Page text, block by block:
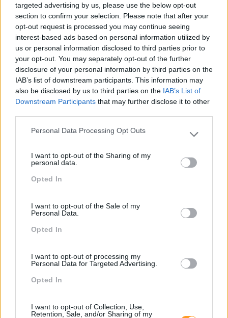
targeted advertising by us, please use the below opt-out
section to confirm your selection. Please note that after your
opt-out request is processed you may continue seeing
interest-based ads based on personal information utilized by
us or personal information disclosed to third parties prior to
your opt-out. You may separately opt-out of the further
disclosure of your personal information by third parties on the
IAB’s list of downstream participants. This information may
also be disclosed by us to third parties on the IAB’s List of
Downstream Participants that may further disclose it to other
Please note that this website/app uses one or more Google
not limited to your visit or usage behaviour. You may click to
grant or deny consent to Google and its third-party tags to
use your data for below specified purposes in below Google
Personal Data Processing Opt Outs
I want to opt-out of the Sharing of my
personal data.
Opted In
I want to opt-out of the Sale of my
Personal Data.
Opted In
I want to opt-out of processing my
Personal Data for Targeted Advertising.
Opted In
I want to opt-out of Collection, Use,
Retention, Sale, and/or Sharing of my
Recursos Humanos
Sem Categoria
Sustentabilidade
Team Building
Tecnologias De Informação
Vendas E Negociação
melhorar o ambiente de
trabalho e aumentar a
O futuro dos líderes é
decidir com base em